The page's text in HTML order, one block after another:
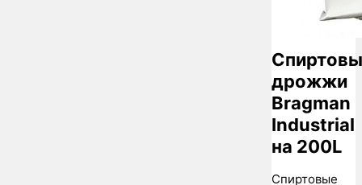
дрожжи
Bragman
Industrial
на 200L
Спиртовые